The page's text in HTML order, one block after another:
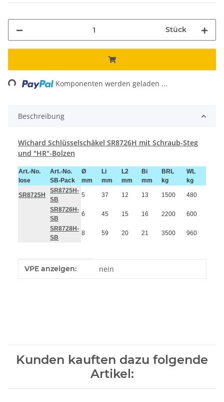
Stück
Komponenten werden geladen ...
Beschreibung
Wichard Schlüsselschäkel SR8726H mit Schraub-Steg
und "HR"-Bolzen
Art.-No.
lose
Art.-No.
SB-Pack
Ø
mm
Li
mm
L2
mm
Bi
mm
BRL
kg
WL
kg
SR8725H
SR8725H-
SB
5 37 12 13 1500 480
SR8726H-
SB
6 45 15 16 2200 600
SR8728H-
SB
8 59 20 21 3500 960
Produkteigenschaft
Wert
VPE anzeigen: nein
Kunden kauften dazu folgende
Artikel: